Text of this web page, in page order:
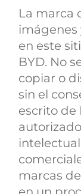
La marca
imágenes
en este
BYD. No
copiar o
sin el
escrito de
marcas